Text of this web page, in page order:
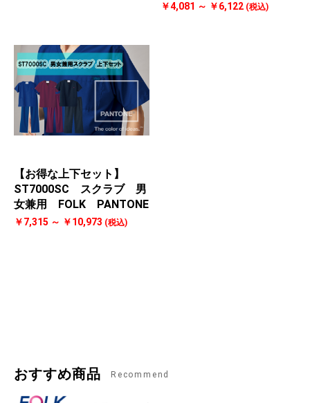
￥4,081 ～ ￥6,122 (税込)
【お得な上下セット】
ST7000SC スクラブ 男
女兼用 FOLK PANTONE
￥7,315 ～ ￥10,973 (税込)
おすすめ商品 Recommend